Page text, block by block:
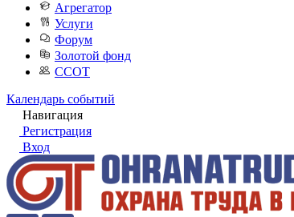
Агрегатор
Услуги
Форум
Золотой фонд
ССОТ
Календарь событий
Навигация
Регистрация
Вход